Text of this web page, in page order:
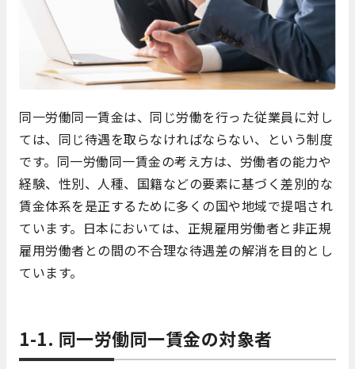
同一労働同一賃金は、同じ労働を行った従業員に対し
ては、同じ待遇を取らなければならない、という制度
です。同一労働同一賃金の考え方は、労働者の能力や
経験、性別、人種、国籍などの要素に基づく差別的な
賃金体系を是正するために多くの国や地域で提唱され
ています。日本においては、正規雇用労働者と非正規
雇用労働者との間の不合理な待遇差の解消を目的とし
ています。
1-1. 同一労働同一賃金の対象者